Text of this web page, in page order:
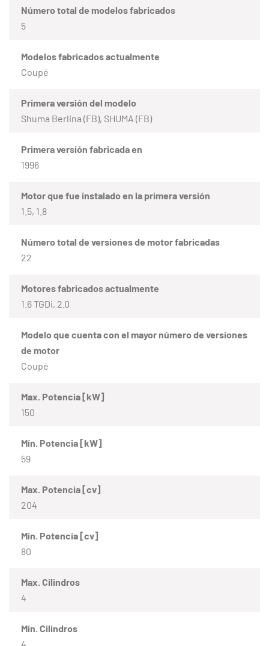
Número total de modelos fabricados
5
Modelos fabricados actualmente
Coupé
Primera versión del modelo
Shuma Berlina (FB), SHUMA (FB)
Primera versión fabricada en
1996
Motor que fue instalado en la primera versión
1.5, 1.8
Número total de versiones de motor fabricadas
22
Motores fabricados actualmente
1.6 TGDi, 2.0
Modelo que cuenta con el mayor número de versiones
de motor
Coupé
Max. Potencia [kW]
150
Mín. Potencia [kW]
59
Max. Potencia [cv]
204
Mín. Potencia [cv]
80
Max. Cilindros
4
Mín. Cilindros
4